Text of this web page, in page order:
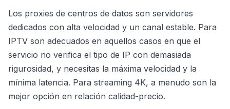
Los proxies de centros de datos son servidores
dedicados con alta velocidad y un canal estable. Para
IPTV son adecuados en aquellos casos en que el
servicio no verifica el tipo de IP con demasiada
rigurosidad, y necesitas la máxima velocidad y la
mínima latencia. Para streaming 4K, a menudo son la
mejor opción en relación calidad-precio.